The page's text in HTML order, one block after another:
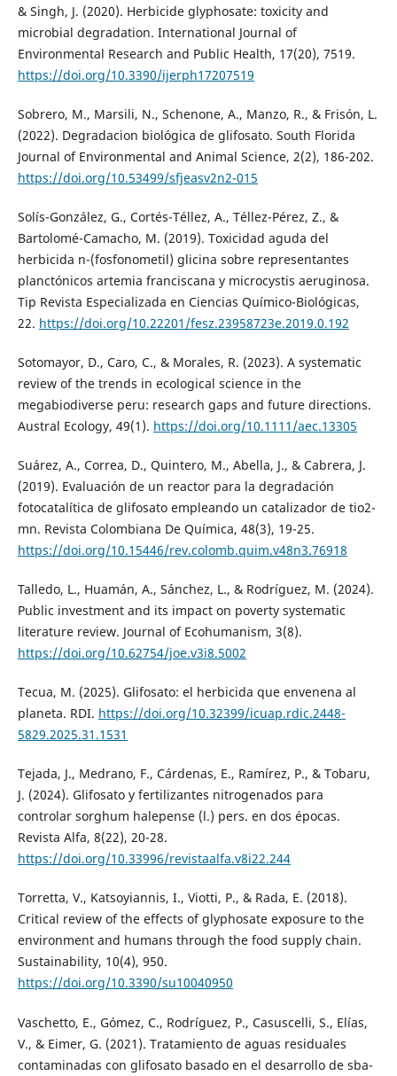
& Singh, J. (2020). Herbicide glyphosate: toxicity and
microbial degradation. International Journal of
Environmental Research and Public Health, 17(20), 7519.
https://doi.org/10.3390/ijerph17207519
Sobrero, M., Marsili, N., Schenone, A., Manzo, R., & Frisón, L.
(2022). Degradacion biológica de glifosato. South Florida
Journal of Environmental and Animal Science, 2(2), 186-202.
https://doi.org/10.53499/sfjeasv2n2-015
Solís-González, G., Cortés-Téllez, A., Téllez-Pérez, Z., &
Bartolomé-Camacho, M. (2019). Toxicidad aguda del
herbicida n-(fosfonometil) glicina sobre representantes
planctónicos artemia franciscana y microcystis aeruginosa.
Tip Revista Especializada en Ciencias Químico-Biológicas,
22. https://doi.org/10.22201/fesz.23958723e.2019.0.192
Sotomayor, D., Caro, C., & Morales, R. (2023). A systematic
review of the trends in ecological science in the
megabiodiverse peru: research gaps and future directions.
Austral Ecology, 49(1). https://doi.org/10.1111/aec.13305
Suárez, A., Correa, D., Quintero, M., Abella, J., & Cabrera, J.
(2019). Evaluación de un reactor para la degradación
fotocatalítica de glifosato empleando un catalizador de tio2-
mn. Revista Colombiana De Química, 48(3), 19-25.
https://doi.org/10.15446/rev.colomb.quim.v48n3.76918
Talledo, L., Huamán, A., Sánchez, L., & Rodríguez, M. (2024).
Public investment and its impact on poverty systematic
literature review. Journal of Ecohumanism, 3(8).
https://doi.org/10.62754/joe.v3i8.5002
Tecua, M. (2025). Glifosato: el herbicida que envenena al
planeta. RDI. https://doi.org/10.32399/icuap.rdic.2448-
5829.2025.31.1531
Tejada, J., Medrano, F., Cárdenas, E., Ramírez, P., & Tobaru,
J. (2024). Glifosato y fertilizantes nitrogenados para
controlar sorghum halepense (l.) pers. en dos épocas.
Revista Alfa, 8(22), 20-28.
https://doi.org/10.33996/revistaalfa.v8i22.244
Torretta, V., Katsoyiannis, I., Viotti, P., & Rada, E. (2018).
Critical review of the effects of glyphosate exposure to the
environment and humans through the food supply chain.
Sustainability, 10(4), 950.
https://doi.org/10.3390/su10040950
Vaschetto, E., Gómez, C., Rodríguez, P., Casuscelli, S., Elías,
V., & Eimer, G. (2021). Tratamiento de aguas residuales
contaminadas con glifosato basado en el desarrollo de sba-